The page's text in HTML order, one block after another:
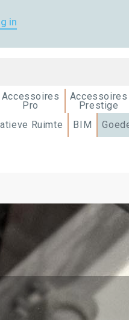
in
Accessoires
Pro
Accessoires
Prestige
Ruimte BIM